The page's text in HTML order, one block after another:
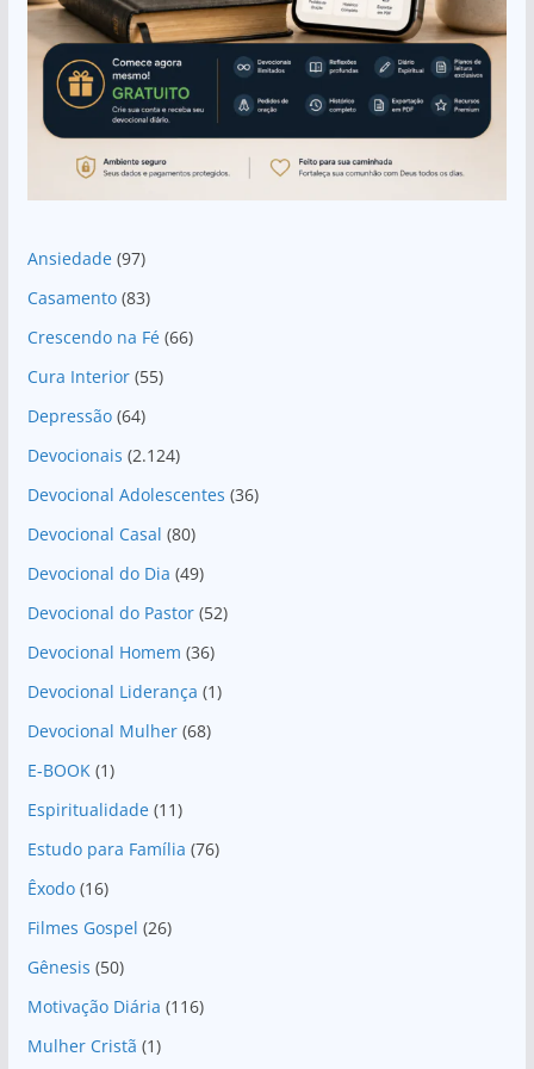
Ansiedade(97)
Casamento(83)
Crescendo na Fé(66)
Cura Interior(55)
Depressão(64)
Devocionais (2.124)
Devocional Adolescentes (36)
Devocional Casal (80)
Devocional do Dia (49)
Devocional do Pastor(52)
Devocional Homem (36)
Devocional Liderança (1)
Devocional Mulher(68)
E-BOOK(1)
Espiritualidade(11)
Estudo para Família (76)
Êxodo(16)
Filmes Gospel (26)
Gênesis (50)
Motivação Diária (116)
Mulher Cristã (1)